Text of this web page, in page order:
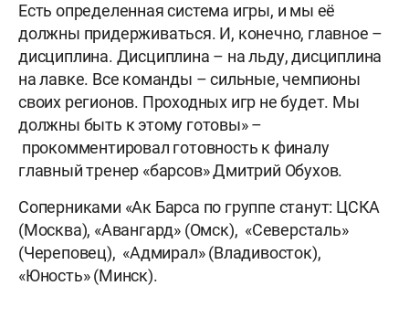
Есть определенная система игры, и мы её
должны придерживаться. И, конечно, главное –
дисциплина. Дисциплина – на льду, дисциплина
на лавке. Все команды – сильные, чемпионы
своих регионов. Проходных игр не будет. Мы
должны быть к этому готовы» –
прокомментировал готовность к финалу
главный тренер «барсов» Дмитрий Обухов.
Соперниками «Ак Барса по группе станут: ЦСКА
(Москва), «Авангард» (Омск), «Северсталь»
(Череповец), «Адмирал» (Владивосток),
«Юность» (Минск).